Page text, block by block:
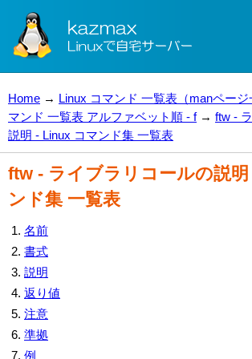
Home → Linux コマンド 一覧表（manページ
マンド 一覧表 アルファベット順 - f→ ftw -
説明 - Linux コマンド集 一覧表
ftw - ライブラリコールの説
ンド集 一覧表
名前
書式
説明
返り値
注意
準拠
例